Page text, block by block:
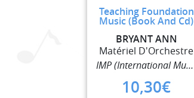
Teaching Foundation
Music (Book And Cd)
BRYANT ANN
Matériel D'Orchestre
IMP (International Music Publisher)
10,30€